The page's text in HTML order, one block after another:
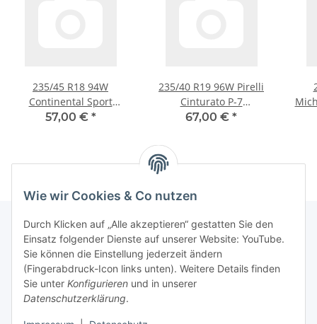
Wie wir Cookies & Co nutzen
Durch Klicken auf „Alle akzeptieren“ gestatten Sie den
Einsatz folgender Dienste auf unserer Website: YouTube.
Sie können die Einstellung jederzeit ändern
(Fingerabdruck-Icon links unten). Weitere Details finden
Sie unter Konfigurieren und in unserer
Datenschutzerklärung.
235/45 R18 94W
Continental Sport
Contact-5 Sommerreifen
57,00 € *
235/40 R19 96W Pirelli
Cinturato P-7
Sommerreifen
67,00 € *
Informationen
Gesetzliche Informationen